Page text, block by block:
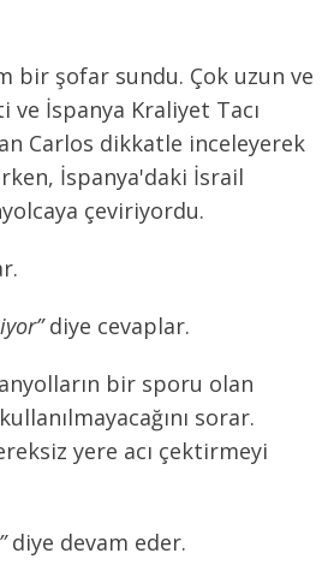
bir şofar sundu. Çok uzun ve
ve İspanya Kraliyet Tacı
Carlos dikkatle inceleyerek
İspanya'daki İsrail
çeviriyordu.
diye cevaplar.
bir sporu olan
sorar.
yere acı çektirmeyi
diye devam eder.